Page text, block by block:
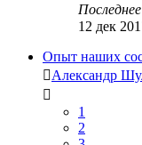
12 дек
Опыт наших
Александр
1
2